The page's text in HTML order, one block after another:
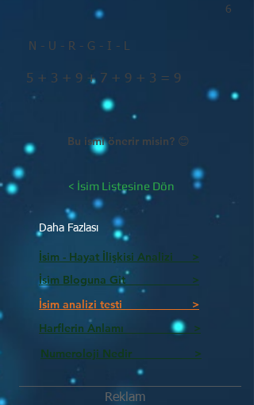
6
N - U - R - G - I - L
5 + 3 + 9 + 7 + 9 + 3 = 9
Bu ismi önerir misin? 😊
< İsim Listesine Dön
Daha Fazlası
İsim - Hayat İlişkisi Analizi >
İsim Bloguna Git >
İsim analizi testi >
Harflerin Anlamı >
Numeroloji Nedir_________ >
Reklam